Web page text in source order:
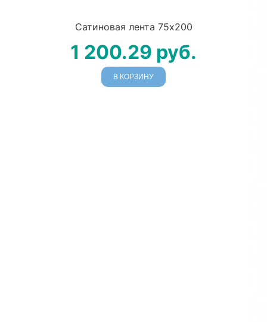
Сатиновая лента 75х200
1 200.29 руб.
В КОРЗИНУ